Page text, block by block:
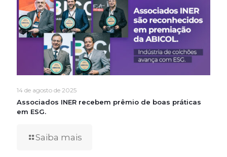
14 de agosto de 2025
Associados INER recebem prêmio de boas práticas
em ESG.
Saiba mais